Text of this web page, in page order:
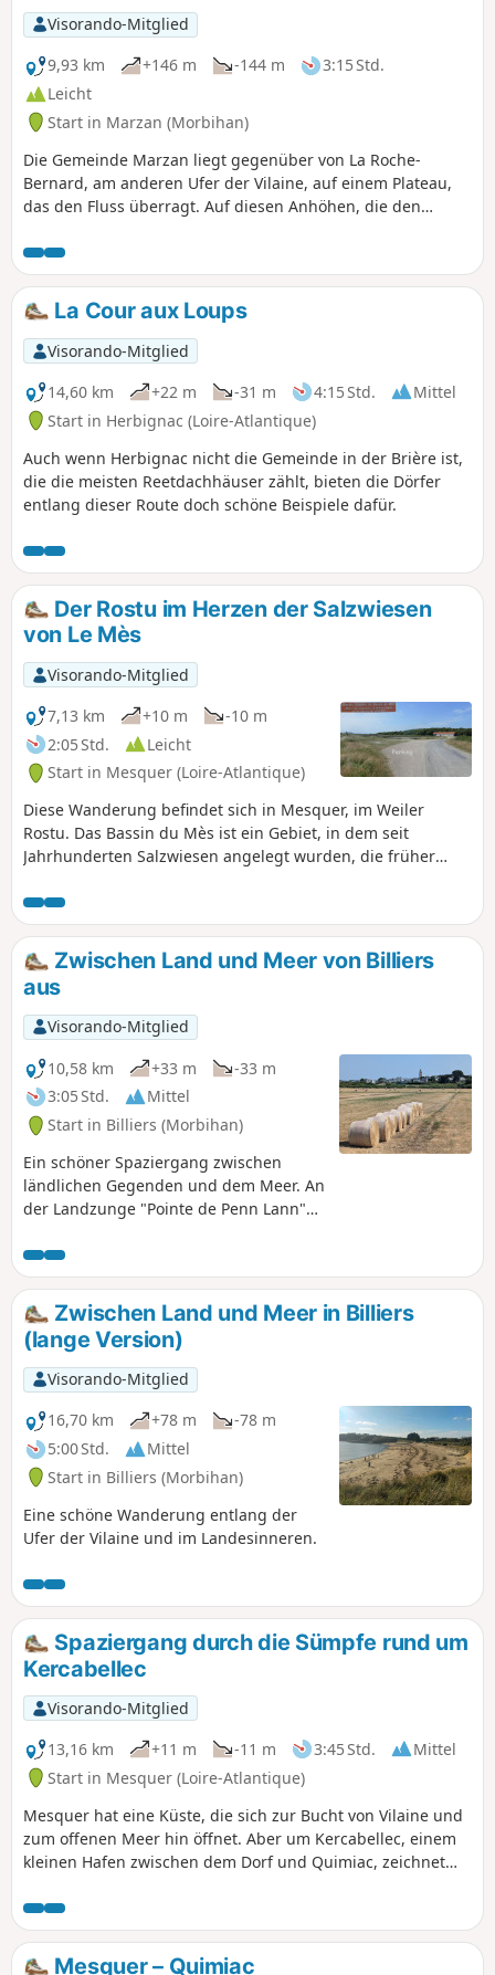
Visorando-Mitglied
9,93 km
+146 m -144 m
3:15 Std.
Leicht
Start in Marzan (Morbihan)
Die Gemeinde Marzan liegt gegenüber von La Roche-
Bernard, am anderen Ufer der Vilaine, auf einem Plateau,
das den Fluss überragt. Auf diesen Anhöhen, die den
mehrerer Windmühlen. Bäche haben den Fels ausgehöhlt
und fließen nun in den Tälern. Dort, wo es möglich war, sie
zu stauen, wurden Wassermühlen errichtet. Die
vorgeschlagene Route führt durch eine
abwechslungsreiche und angenehme Landschaft von einer
Mühle zur nächsten.
La Cour aux Loups
Visorando-Mitglied
14,60 km
+22 m -31 m 4:15 Std.
Mittel
Start in Herbignac (Loire-Atlantique)
Auch wenn Herbignac nicht die Gemeinde in der Brière ist,
die die meisten Reetdachhäuser zählt, bieten die Dörfer
entlang dieser Route doch schöne Beispiele dafür.
Der Rostu im Herzen der Salzwiesen
von Le Mès
Visorando-Mitglied
7,13 km
+10 m
-10 m
2:05 Std.
Leicht
Start in Mesquer (Loire-Atlantique)
Diese Wanderung befindet sich in Mesquer, im Weiler
Rostu. Das Bassin du Mès ist ein Gebiet, in dem seit
Jahrhunderten Salzwiesen angelegt wurden, die früher
aus den Traicts „Merquel – Rostu – Pen-Bé” mit Meerwasser
versorgt, einer Meeresbucht zwischen der Pointe de Pen-Bé
und der Pointe de Merquel. In diesem Gebiet haben sich
auch die Austern- und Muschelzucht entwickelt. Es gibt
schöne Aussichtspunkte zu entdecken.
Zwischen Land und Meer von Billiers
aus
Visorando-Mitglied
10,58 km
+33 m
-33 m
3:05 Std.
Mittel
Start in Billiers (Morbihan)
Ein schöner Spaziergang zwischen
ländlichen Gegenden und dem Meer. An
der Landzunge "Pointe de Penn Lann"
Zwischen Land und Meer in Billiers
(lange Version)
Visorando-Mitglied
16,70 km
+78 m
-78 m
5:00 Std.
Mittel
Start in Billiers (Morbihan)
Eine schöne Wanderung entlang der
Ufer der Vilaine und im Landesinneren.
Spaziergang durch die Sümpfe rund um
Kercabellec
Visorando-Mitglied
13,16 km
+11 m -11 m 3:45 Std.
Mittel
Start in Mesquer (Loire-Atlantique)
Mesquer hat eine Küste, die sich zur Bucht von Vilaine und
zum offenen Meer hin öffnet. Aber um Kercabellec, einem
kleinen Hafen zwischen dem Dorf und Quimiac, zeichnet
Meeresarmen von Merquel und Rostu ab. Lassen Sie sich
von dieser einzigartigen Landschaft verzaubern, in der sich
Salzgewinnung und Muschelzucht eng miteinander
Mesquer – Quimiac